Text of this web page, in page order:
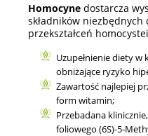
Homocyne dostarcza
składników niezbędnych
przekształceń
Uzupełnienie diety w
obniżające ryzyko
Zawartość najlepiej
form witamin;
Przebadana
foliowego (6S)-5-